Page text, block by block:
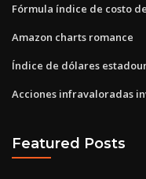
Fórmula índice de costo
Amazon charts romance
Índice de dólares
Acciones infravaloradas
Featured Posts